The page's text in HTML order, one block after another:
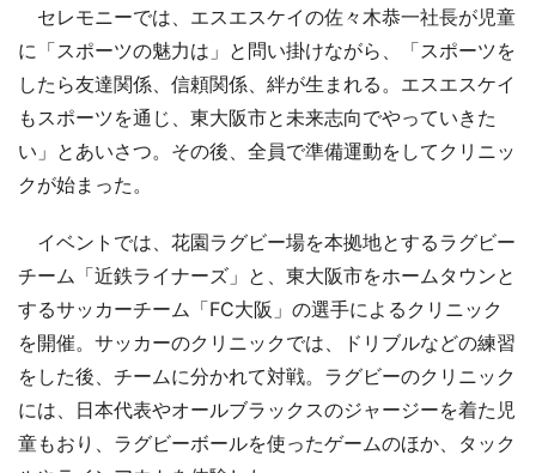
セレモニーでは、エスエスケイの佐々木恭一社長が児童
に「スポーツの魅力は」と問い掛けながら、「スポーツを
したら友達関係、信頼関係、絆が生まれる。エスエスケイ
もスポーツを通じ、東大阪市と未来志向でやっていきた
い」とあいさつ。その後、全員で準備運動をしてクリニッ
クが始まった。
イベントでは、花園ラグビー場を本拠地とするラグビー
チーム「近鉄ライナーズ」と、東大阪市をホームタウンと
するサッカーチーム「FC大阪」の選手によるクリニック
を開催。サッカーのクリニックでは、ドリブルなどの練習
をした後、チームに分かれて対戦。ラグビーのクリニック
には、日本代表やオールブラックスのジャージーを着た児
童もおり、ラグビーボールを使ったゲームのほか、タック